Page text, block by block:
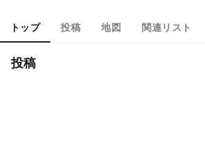
トップ 投稿 地図 関連リスト
投稿